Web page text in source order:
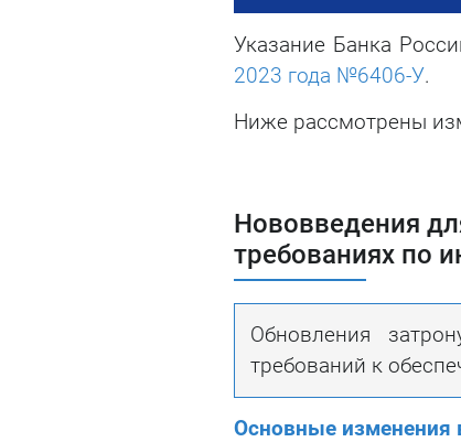
Указание Банка
2023 года №6406-У.
Ниже рассмотрены
Нововведения
требованиях по
Обновления
требований к
Основные изменения